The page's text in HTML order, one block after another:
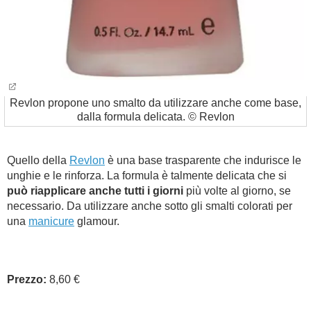
Revlon propone uno smalto da utilizzare anche come base,
dalla formula delicata. © Revlon
Quello della Revlon è una base trasparente che indurisce le
unghie e le rinforza. La formula è talmente delicata che si
può riapplicare anche tutti i giorni più volte al giorno, se
necessario. Da utilizzare anche sotto gli smalti colorati per
una manicure glamour.
Prezzo: 8,60 €